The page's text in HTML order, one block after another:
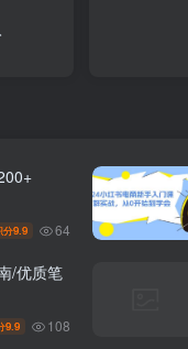
分9.9 64
/优质笔
9.9 108